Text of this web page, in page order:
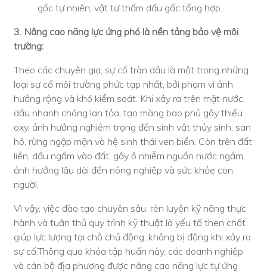
gốc tự nhiên; vật tư thấm dầu gốc tổng hợp…
3. Nâng cao năng lực ứng phó là nền tảng bảo vệ môi
trường:
Theo các chuyên gia, sự cố tràn dầu là một trong những
loại sự cố môi trường phức tạp nhất, bởi phạm vi ảnh
hưởng rộng và khó kiểm soát. Khi xảy ra trên mặt nước,
dầu nhanh chóng lan tỏa, tạo màng bao phủ gây thiếu
oxy, ảnh hưởng nghiêm trọng đến sinh vật thủy sinh, san
hô, rừng ngập mặn và hệ sinh thái ven biển. Còn trên đất
liền, dầu ngấm vào đất, gây ô nhiễm nguồn nước ngầm,
ảnh hưởng lâu dài đến nông nghiệp và sức khỏe con
người.
Vì vậy, việc đào tạo chuyên sâu, rèn luyện kỹ năng thực
hành và tuân thủ quy trình kỹ thuật là yếu tố then chốt
giúp lực lượng tại chỗ chủ động, không bị động khi xảy ra
sự cố.Thông qua khóa tập huấn này, các doanh nghiệp
và cán bộ địa phương được nâng cao năng lực tự ứng